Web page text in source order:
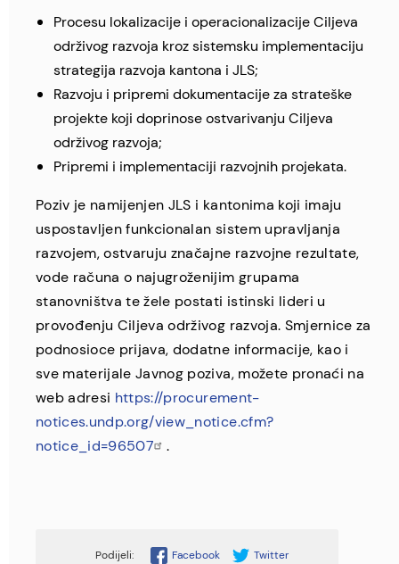
Procesu lokalizacije i operacionalizacije Ciljeva
održivog razvoja kroz sistemsku implementaciju
strategija razvoja kantona i JLS;
Razvoju i pripremi dokumentacije za strateške
projekte koji doprinose ostvarivanju Ciljeva
održivog razvoja;
Pripremi i implementaciji razvojnih projekata.
Poziv je namijenjen JLS i kantonima koji imaju
uspostavljen funkcionalan sistem upravljanja
razvojem, ostvaruju značajne razvojne rezultate,
vode računa o najugroženijim grupama
stanovništva te žele postati istinski lideri u
provođenju Ciljeva održivog razvoja. Smjernice za
podnosioce prijava, dodatne informacije, kao i
sve materijale Javnog poziva, možete pronaći na
web adresi https://procurement-
notices.undp.org/view_notice.cfm?
notice_id=96507
.
Facebook Twitter